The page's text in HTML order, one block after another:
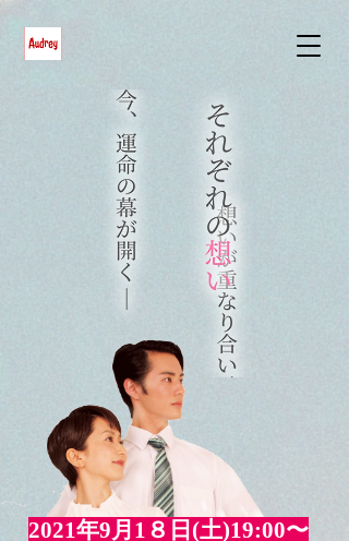
2021年9月1８日(土)19:00〜